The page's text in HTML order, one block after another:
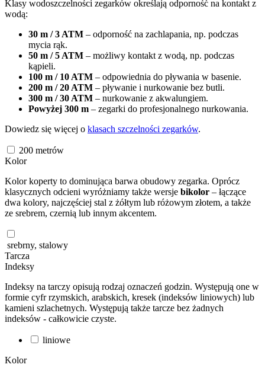
Klasy wodoszczelności zegarków określają odporność na kontakt z
wodą:
30 m / 3 ATM – odporność na zachlapania, np. podczas
mycia rąk.
50 m / 5 ATM – możliwy kontakt z wodą, np. podczas
kąpieli.
100 m / 10 ATM – odpowiednia do pływania w basenie.
200 m / 20 ATM – pływanie i nurkowanie bez butli.
300 m / 30 ATM – nurkowanie z akwalungiem.
Powyżej 300 m – zegarki do profesjonalnego nurkowania.
Dowiedz się więcej o klasach szczelności zegarków.
200 metrów
Kolor
Kolor koperty to dominująca barwa obudowy zegarka. Oprócz
klasycznych odcieni wyróżniamy także wersje bikolor – łączące
dwa kolory, najczęściej stal z żółtym lub różowym złotem, a także
ze srebrem, czernią lub innym akcentem.
srebrny, stalowy
Tarcza
Indeksy
Indeksy na tarczy opisują rodzaj oznaczeń godzin. Występują one w
formie cyfr rzymskich, arabskich, kresek (indeksów liniowych) lub
kamieni szlachetnych. Występują także tarcze bez żadnych
indeksów - całkowicie czyste.
liniowe
Kolor